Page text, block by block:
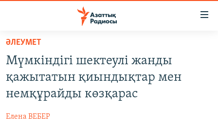
Skip
main
content
to
main
САЯСАТ
АДАМ ҚҰҚЫҚТАРЫ
ӘЛЕУМЕТ
Мүмкіндігі шектеулі жанды
қажытатын қиындықтар мен
немқұрайды көзқарас
Елена ВЕБЕР